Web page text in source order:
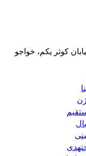
کوثر یکم، خواجو